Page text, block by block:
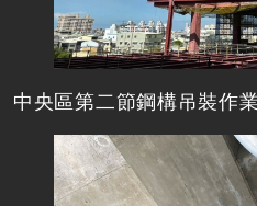
中央區第二節鋼構吊裝作業